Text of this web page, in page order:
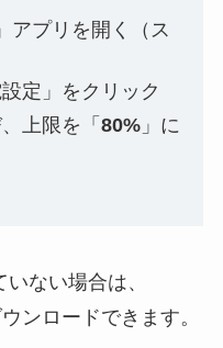
」アプリを開く（ス
定」をクリック
、上限を「80% 」に
ない場合は、
ンロードできます。